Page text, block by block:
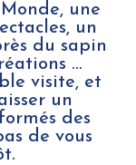
une
un
du sapin
…
visite, et
un
des
de vous